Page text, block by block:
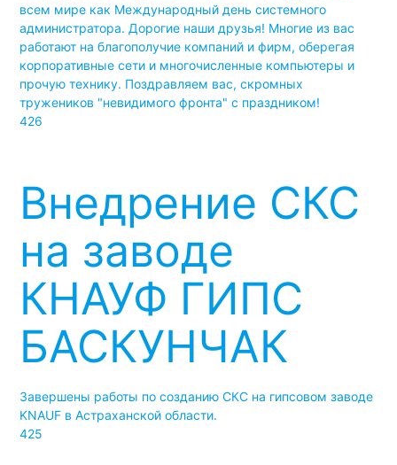
всем мире как Международный день системного
администратора. Дорогие наши друзья! Многие из вас
работают на благополучие компаний и фирм, оберегая
корпоративные сети и многочисленные компьютеры и
прочую технику. Поздравляем вас, скромных
тружеников "невидимого фронта" с праздником!
426
Внедрение СКС
на заводе
КНАУФ ГИПС
БАСКУНЧАК
Завершены работы по созданию СКС на гипсовом заводе
KNAUF в Астраханской области.
425